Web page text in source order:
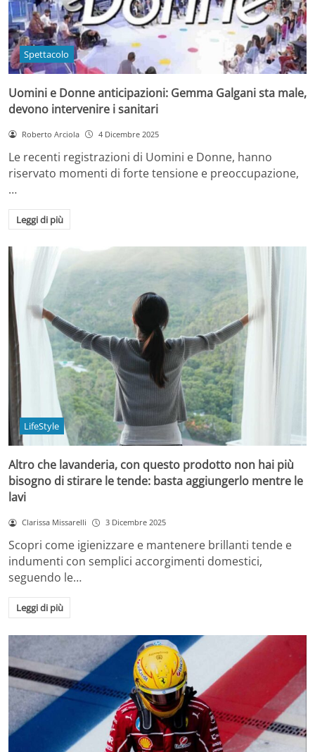
Spettacolo
Uomini e Donne anticipazioni: Gemma Galgani sta male,
devono intervenire i sanitari
Roberto Arciola 4 Dicembre 2025
Le recenti registrazioni di Uomini e Donne, hanno
riservato momenti di forte tensione e preoccupazione,
…
Leggi di più
LifeStyle
Altro che lavanderia, con questo prodotto non hai più
bisogno di stirare le tende: basta aggiungerlo mentre le
lavi
Clarissa Missarelli 3 Dicembre 2025
Scopri come igienizzare e mantenere brillanti tende e
indumenti con semplici accorgimenti domestici,
seguendo le…
Leggi di più